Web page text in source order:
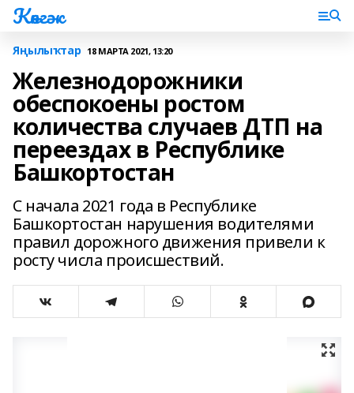
Көнгәк
Яңылыҡтар 18 МАРТА 2021, 13:20
Железнодорожники
обеспокоены ростом
количества случаев ДТП на
переездах в Республике
Башкортостан
С начала 2021 года в Республике
Башкортостан нарушения водителями
правил дорожного движения привели к
росту числа происшествий.